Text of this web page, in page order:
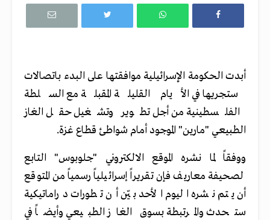
أبدت الحكومة الإسرائيلية موافقتها على البدء باتصالات
ستجريها في الأيام القليلة المقبلة مع السلطة
الفلسطينية من أجل تطوير وتشغيل حقل الغاز
الطبيعي "مارين" الموجود أمام شواطئ قطاع غزة.
ووفقاً لما نشره الموقع الالكتروني "جلوبوس" التابع
لصحيفة معاريف فإن تقريراً إسرائيلياً رسمياً من المتوقع
أن يتم نشره اليوم الأحد بيّن أن تطورات دراماتيكية
ستحدث والمرتبطة بسوق الغاز الطبيعي وأيضاً في